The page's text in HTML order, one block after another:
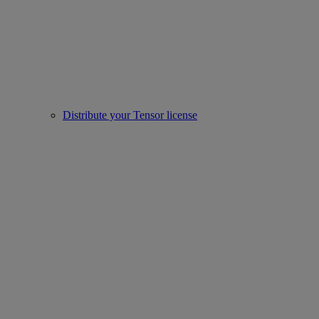
Distribute your Tensor license